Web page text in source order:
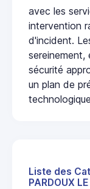
avec les
intervention
d'incident.
sereinement,
sécurité
un plan de
Liste des
PARDOUX